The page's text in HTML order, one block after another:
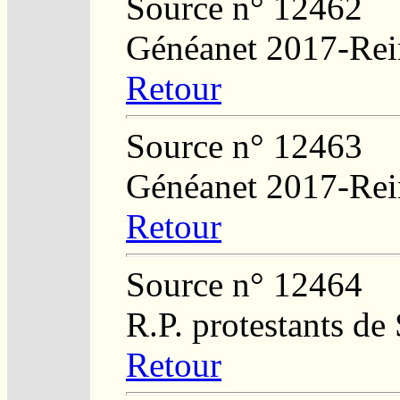
Généanet 2017-
Retour
Source n° 12463
Généanet 2017-
Retour
Source n° 12464
R.P. protestants
Retour